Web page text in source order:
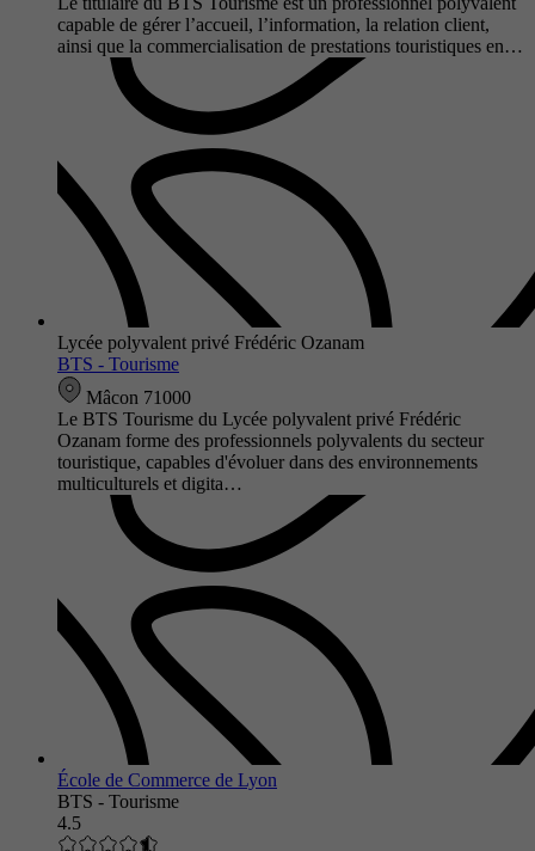
capable de gérer l’accueil, l’information, la relation client,
ainsi que la commercialisation de prestations touristiques en…
Lycée polyvalent privé Frédéric Ozanam
BTS - Tourisme
Mâcon 71000
Le BTS Tourisme du Lycée polyvalent privé Frédéric
Ozanam forme des professionnels polyvalents du secteur
touristique, capables d'évoluer dans des environnements
multiculturels et digita…
École de Commerce de Lyon
BTS - Tourisme
4.5